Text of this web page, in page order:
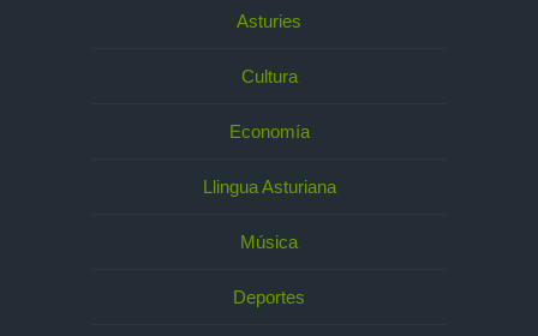
Asturies
Cultura
Economía
Llingua Asturiana
Música
Deportes